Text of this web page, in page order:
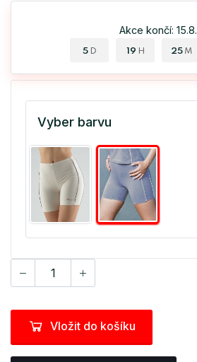
Akce končí: 15.8.
5 D 19 H 25 M
Vyber barvu
Vložit do košíku